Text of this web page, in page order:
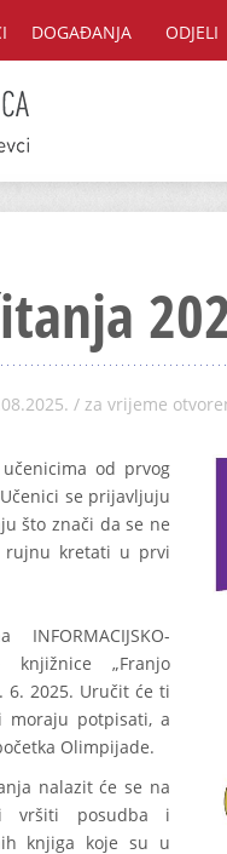
DOGAĐANJA ODJELI
/ za vrijeme
od prvog
se prijavljuju
što znači da se ne
rujnu kretati u prvi
knjižnice „Franjo
6. 2025. Uručit će ti
potpisati, a
Olimpijade.
nalazit će se na
i vršiti posudba i
knjiga koje su u